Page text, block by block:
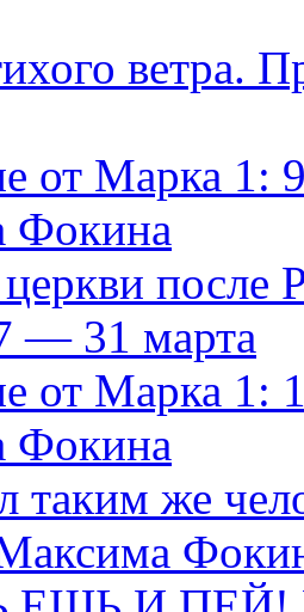
ветра.
от Марка 1:
Фокина
— 31 марта
от Марка 1:
Фокина
таким же